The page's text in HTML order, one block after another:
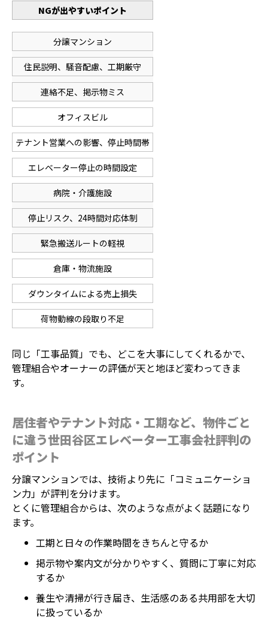
NGが出やすいポイント
分譲マンション
住民説明、騒音配慮、工期厳守
連絡不足、掲示物ミス
オフィスビル
テナント営業への影響、停止時間帯
エレベーター停止の時間設定
病院・介護施設
停止リスク、24時間対応体制
緊急搬送ルートの軽視
倉庫・物流施設
ダウンタイムによる売上損失
荷物動線の段取り不足
同じ「工事品質」でも、どこを大事にしてくれるかで、
管理組合やオーナーの評価が天と地ほど変わってきま
す。
居住者やテナント対応・工期など、物件ごと
に違う世田谷区エレベーター工事会社評判の
ポイント
分譲マンションでは、技術より先に「コミュニケーショ
ン力」が評判を分けます。
とくに管理組合からは、次のような点がよく話題になり
ます。
工期と日々の作業時間をきちんと守るか
掲示物や案内文が分かりやすく、質問に丁寧に対応
するか
養生や清掃が行き届き、生活感のある共用部を大切
に扱っているか